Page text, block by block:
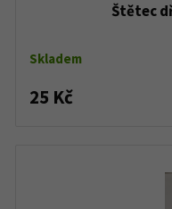
Štětec
Skladem
25 Kč